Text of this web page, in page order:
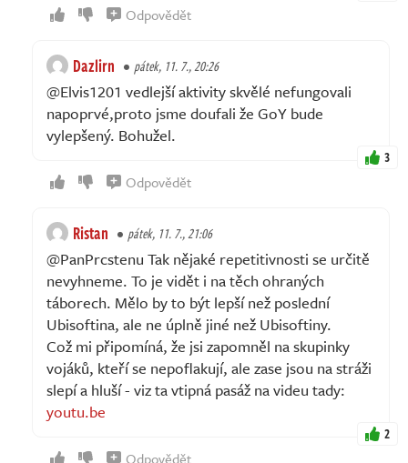
Odpovědět
Dazlirn pátek, 11. 7., 20:26
@Elvis1201 vedlejší aktivity skvělé nefungovali
napoprvé,proto jsme doufali že GoY bude
vylepšený. Bohužel.
3
Odpovědět
Ristan pátek, 11. 7., 21:06
@PanPrcstenu Tak nějaké repetitivnosti se určitě
nevyhneme. To je vidět i na těch ohraných
táborech. Mělo by to být lepší než poslední
Ubisoftina, ale ne úplně jiné než Ubisoftiny.
Což mi připomíná, že jsi zapomněl na skupinky
vojáků, kteří se nepoflakují, ale zase jsou na stráži
slepí a hluší - viz ta vtipná pasáž na videu tady:
youtu.be
2
Odpovědět